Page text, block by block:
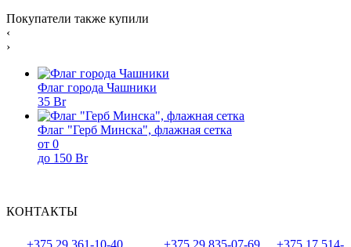
Покупатели также купили
‹
›
Флаг города Чашники
35 Br
Флаг "Герб Минска", флажная сетка
от 0
до 150 Br
КОНТАКТЫ